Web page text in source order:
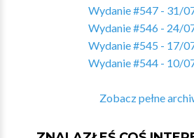
Wydanie #547 - 31/
Wydanie #546 - 24/
Wydanie #545 - 17/
Wydanie #544 - 10/
Zobacz pełne